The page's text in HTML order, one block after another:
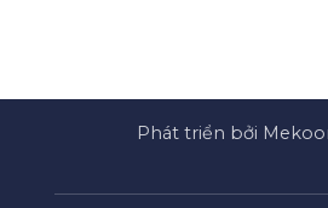
Phát triển bởi